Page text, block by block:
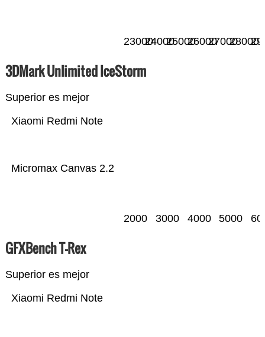
230002400025000260002700028000
3DMark Unlimited IceStorm
Superior es mejor
Micromax Canvas 2.2
Xiaomi Redmi Note
2000 3000 4000 5000
GFXBench T-Rex
Superior es mejor
Xiaomi Redmi Note